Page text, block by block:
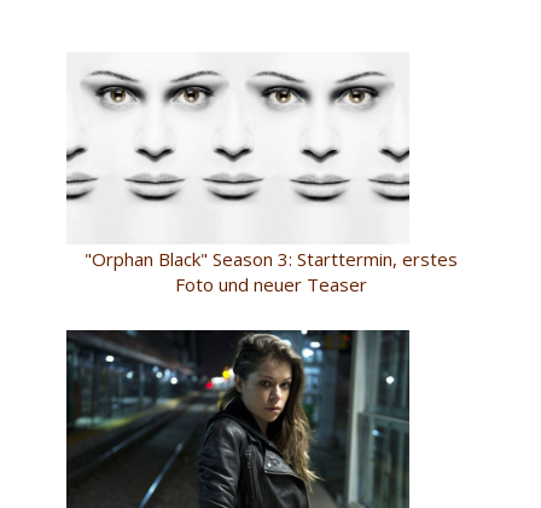
"Orphan Black" Season 3: Starttermin, erstes
Foto und neuer Teaser